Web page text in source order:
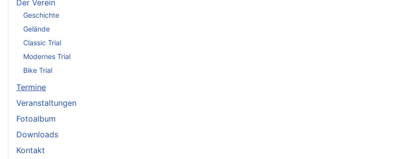
Der Verein
Geschichte
Gelände
Classic Trial
Modernes Trial
Bike Trial
Termine
Veranstaltungen
Fotoalbum
Downloads
Kontakt